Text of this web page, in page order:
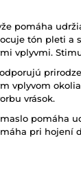
pomáha
tón pleti a
vplyvmi.
vplyvom
vrások.
pomáha
pri hojení